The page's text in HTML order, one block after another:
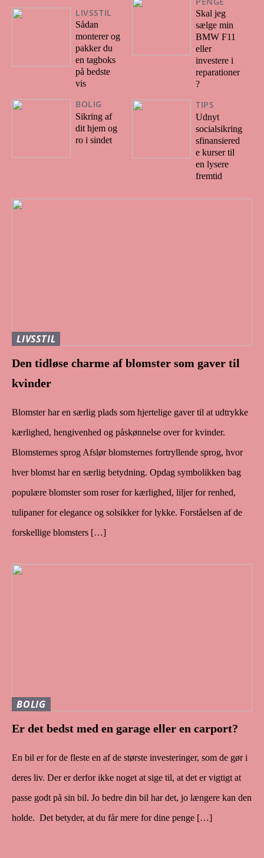
LIVSSTIL
Sådan
monterer og
pakker du
en tagboks
på bedste
vis
BOLIG
Sikring af
dit hjem og
ro i sindet
Skal jeg
sælge min
BMW F11
eller
investere i
reparationer
?
TIPS
Udnyt
socialsikring
sfinansiered
e kurser til
en lysere
fremtid
LIVSSTIL
Den tidløse charme af blomster som gaver til
kvinder
Blomster har en særlig plads som hjertelige gaver til at udtrykke
kærlighed, hengivenhed og påskønnelse over for kvinder.
Blomsternes sprog Afslør blomsternes fortryllende sprog, hvor
hver blomst har en særlig betydning. Opdag symbolikken bag
populære blomster som roser for kærlighed, liljer for renhed,
tulipaner for elegance og solsikker for lykke. Forståelsen af de
forskellige blomsters […]
BOLIG
Er det bedst med en garage eller en carport?
En bil er for de fleste en af de største investeringer, som de gør i
deres liv. Der er derfor ikke noget at sige til, at det er vigtigt at
passe godt på sin bil. Jo bedre din bil har det, jo længere kan den
holde. Det betyder, at du får mere for dine penge […]